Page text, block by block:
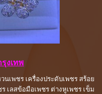
งเทพ
เพชร เครื่องประดับเพชร สร้อย
เลสข้อมือเพชร ต่างหูเพชร เข็ม